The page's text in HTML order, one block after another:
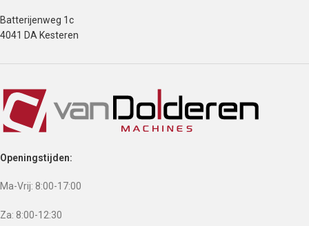
Batterijenweg 1c
4041 DA Kesteren
Openingstijden:
Ma-Vrij: 8:00-17:00
Za: 8:00-12:30